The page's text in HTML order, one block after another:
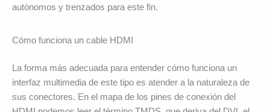
autónomos y trenzados para este fin.
Cómo funciona un cable HDMI
La forma más adecuada para entender cómo funciona un
interfaz multimedia de este tipo es atender a la naturaleza de
sus conectores. En el mapa de los pines de conexión del